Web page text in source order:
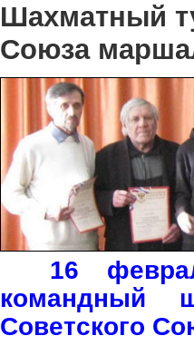
Шахматный
Союза
16
командный
Советского